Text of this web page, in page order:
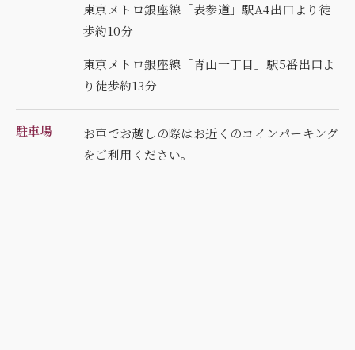
東京メトロ銀座線「表参道」駅A4出口より徒
歩約10分
東京メトロ銀座線「青山一丁目」駅5番出口よ
り徒歩約13分
駐車場
お車でお越しの際はお近くのコインパーキング
をご利用ください。